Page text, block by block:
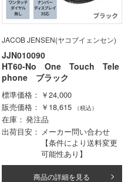
JACOB JENSEN(ヤコブイェンセン)
JJN010090
HT60-No One Touch Tele
phone ブラック
標準価格
￥24,000
販売価格
￥18,615 （税込）
在庫
発注品
出荷目安
メーカー問い合わせ
【条件により送料変更
可能性あり】
商品の詳細を見る